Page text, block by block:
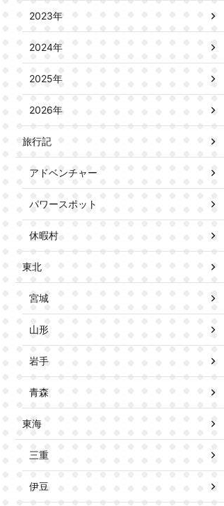
2023年
2024年
2025年
2026年
旅行記
アドベンチャー
パワースポット
休暇村
東北
宮城
山形
岩手
青森
東海
三重
伊豆